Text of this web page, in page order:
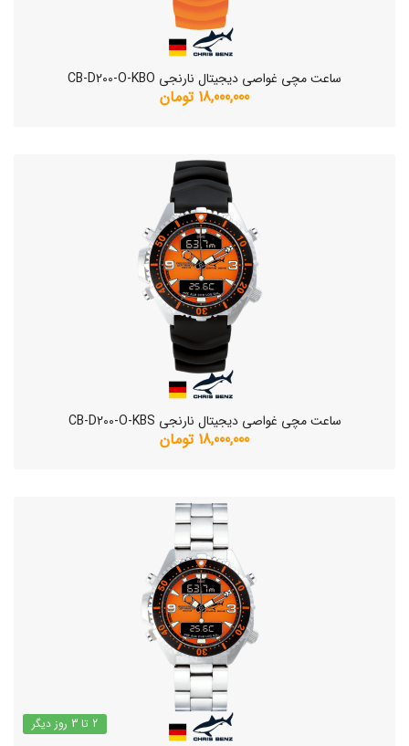
ساعت مچی غواصی دیجیتال نارنجی CB-D200-O-KBO
18,000,000 تومان
ساعت مچی غواصی دیجیتال نارنجی CB-D200-O-KBS
18,000,000 تومان
2 تا 3 روز دیگر